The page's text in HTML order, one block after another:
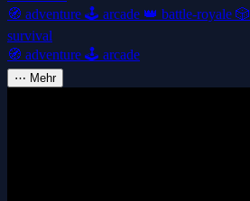
🧭 adventure 🕹️ arcade 👑 battle-royale 🎲
survival
🧭 adventure 🕹️ arcade
⋯ Mehr